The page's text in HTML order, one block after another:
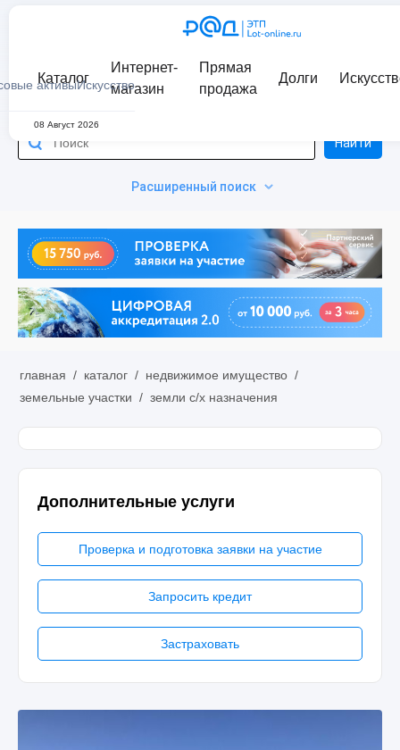
активыИскусство
Каталог
Интернет-
магазин
Прямая
продажа
Долги
08 Август 2026
Расширенный поиск
Найти
главная / каталог / недвижимое имущество /
земельные участки / земли с/х назначения
Дополнительные услуги
Проверка и подготовка заявки на участие
Запросить кредит
Застраховать